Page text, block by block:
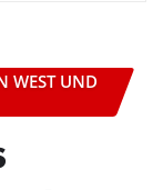
WEST UND